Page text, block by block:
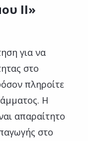
ΙΙ»
για να
στο
πληροίτε
Η
απαραίτητο
στο